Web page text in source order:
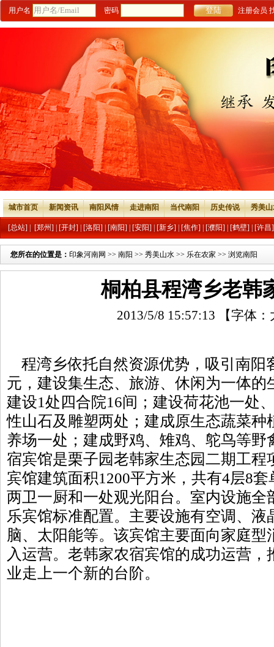
用户名 密码 注册会员
城市首页 新闻资讯 南阳风情 走进南阳 当代南阳 历史传说 秀美
[总站] [郑州] [开封] [洛阳] [南阳] [安阳] [新乡] [焦作] [濮阳] [鹤壁] [许昌]
您所在的位置是： 印象河南网 >> 南阳 >> 秀美山水 >> 乐在农家 >> 浏览南阳
桐柏县程湾乡老韩
2013/5/8 15:57:13 【字体：
程湾乡依托自然资源优势，吸引南阳
元，建设集生态、旅游、休闲为一体的
建设1处四合院16间；建设荷花池一处
性山石及雕塑两处；建成原生态蔬菜种
养场一处；建成野鸡、雉鸡、鸵鸟等野
宿宾馆是栗子园老韩家生态园二期工程
宾馆建筑面积1200平方米，共有4层8
两卫一厨和一处观光阳台。室内设施全
乐宾馆标准配置。主要设施有空调、液
脑、太阳能等。该宾馆主要面向家庭型
入运营。老韩家农宿宾馆的成功运营
业走上一个新的台阶。